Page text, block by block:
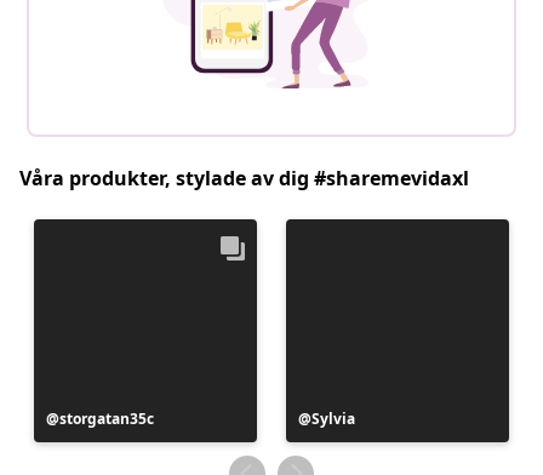
Våra produkter, stylade av dig #sharemevidaxl
Inlägg
publicerat
storgatan35c
Inlägg
publicerat
av
Sylvia